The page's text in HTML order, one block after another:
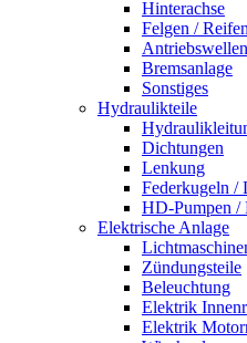
Hinterachse
Felgen / Reifen
Antriebswellen
Bremsanlage
Sonstiges
Hydraulikteile
Dichtungen
Lenkung
Federkugeln /
HD-Pumpen /
Elektrische Anlage
Zündungsteile
Beleuchtung
Elektrik
Elektrik